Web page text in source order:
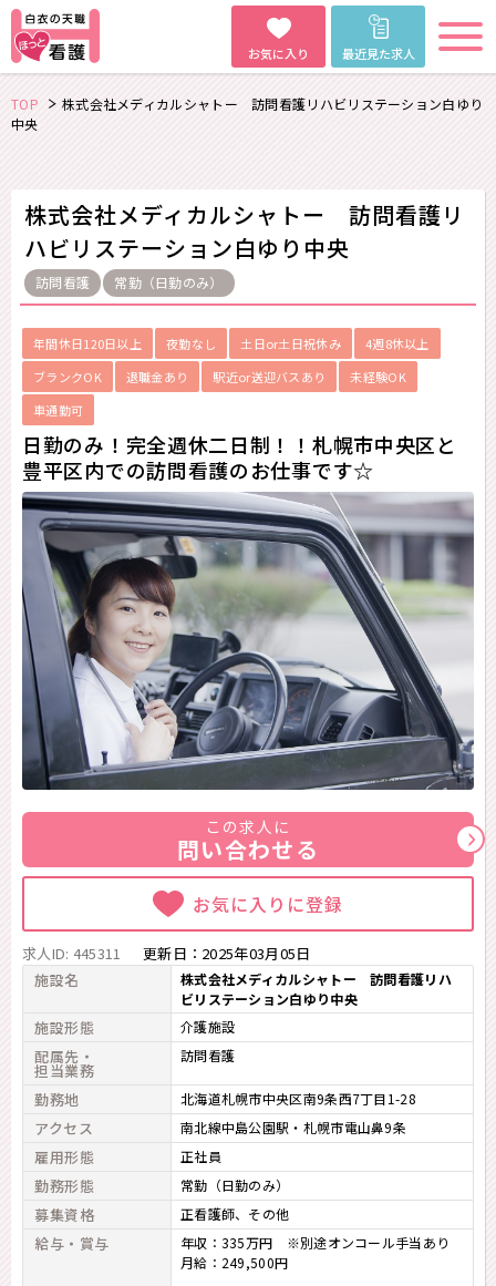
お気に入り 最近見た求人
TOP
株式会社メディカルシャトー 訪問看護リハビリステーション白ゆり
中央
株式会社メディカルシャトー 訪問看護リ
ハビリステーション白ゆり中央
訪問看護 常勤（日勤のみ）
年間休日120日以上 夜勤なし 土日or土日祝休み
4週8休以上
ブランクOK
退職金あり 駅近or送迎バスあり
未経験OK
車通勤可
日勤のみ！完全週休二日制！！札幌市中央区と
豊平区内での訪問看護のお仕事です☆
※画像はイメージです。
この求人に
問い合わせる
お気に入りに登録
求人ID: 445311 更新日： 2025年03月05日
施設名
株式会社メディカルシャトー 訪問看護リハ
ビリステーション白ゆり中央
施設形態 介護施設
配属先・
担当業務
訪問看護
勤務地 北海道札幌市中央区南9条西7丁目1-28
アクセス 南北線中島公園駅・札幌市電山鼻9条
雇用形態 正社員
勤務形態 常勤（日勤のみ）
募集資格 正看護師 その他
給与・賞与
年収：335万円 ※別途オンコール手当あり
月給：249,500円